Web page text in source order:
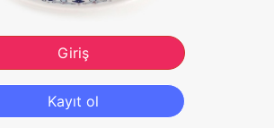
Giriş
Kayıt ol